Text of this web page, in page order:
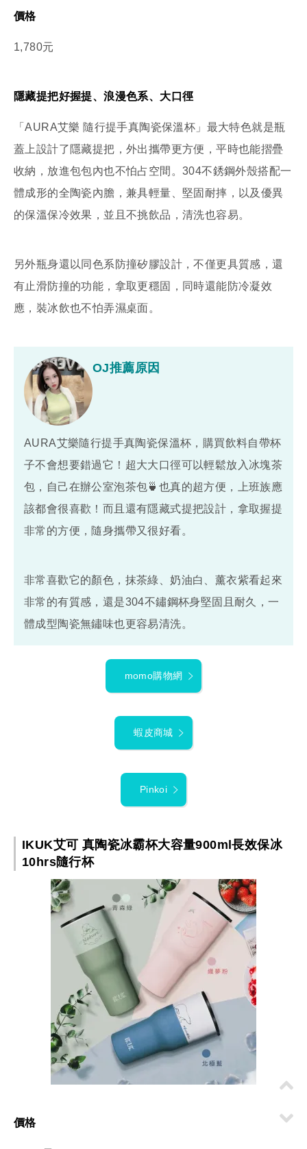
價格
1,780元
隱藏提把好握提、浪漫色系、大口徑
「AURA艾樂 隨行提手真陶瓷保溫杯」最大特色就是瓶
蓋上設計了隱藏提把，外出攜帶更方便，平時也能摺疊
收納，放進包包內也不怕占空間。304不銹鋼外殼搭配一
體成形的全陶瓷內膽，兼具輕量、堅固耐摔，以及優異
的保溫保冷效果，並且不挑飲品，清洗也容易。
另外瓶身還以同色系防撞矽膠設計，不僅更具質感，還
有止滑防撞的功能，拿取更穩固，同時還能防冷凝效
應，裝冰飲也不怕弄濕桌面。
OJ推薦原因
AURA艾樂隨行提手真陶瓷保溫杯，購買飲料自帶杯
子不會想要錯過它！超大大口徑可以輕鬆放入冰塊茶
包，自己在辦公室泡茶包🍵也真的超方便，上班族應
該都會很喜歡！而且還有隱藏式提把設計，拿取握提
非常的方便，隨身攜帶又很好看。
非常喜歡它的顏色，抹茶綠、奶油白、薰衣紫看起來
非常的有質感，還是304不鏽鋼杯身堅固且耐久，一
體成型陶瓷無鏽味也更容易清洗。
momo購物網
蝦皮商城
Pinkoi
IKUK艾可 真陶瓷冰霸杯大容量900ml長效保冰
10hrs隨行杯
價格